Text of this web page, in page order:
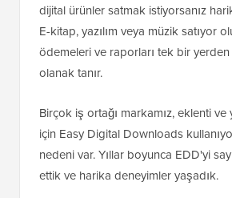
dijital ürünler satmak istiyorsanız
E-kitap, yazılım veya müzik satıyor
ödemeleri ve raporları tek bir
olanak tanır.
Birçok iş ortağı markamız, eklenti ve
için Easy Digital Downloads
nedeni var. Yıllar boyunca EDD'yi
ettik ve harika deneyimler yaşadık.